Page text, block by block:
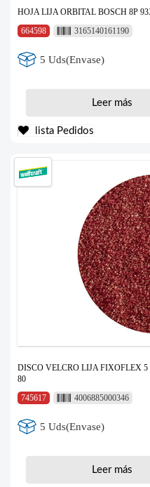
HOJA LIJA ORBITAL BOSCH 8P
664598
3165140161190
5 Uds(Envase)
Leer más
lista Pedidos
DISCO VELCRO LIJA FIXOFLEX
80
745617
4006885000346
5 Uds(Envase)
Leer más